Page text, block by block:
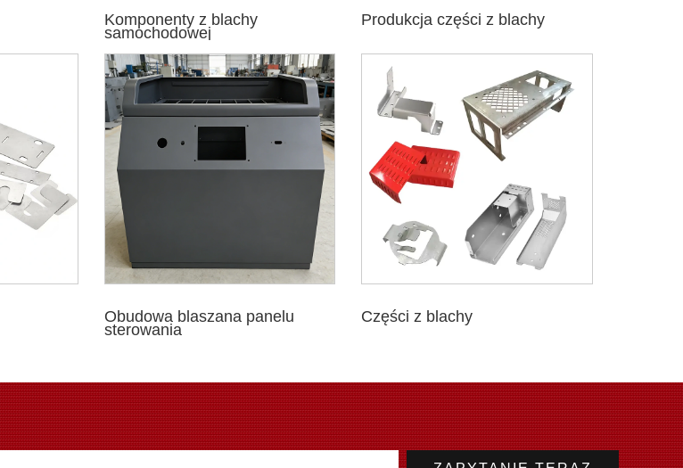
Komponenty z blachy
samochodowej
Produkcja części z blachy
Obudowa blaszana panelu
sterowania
Części z blachy